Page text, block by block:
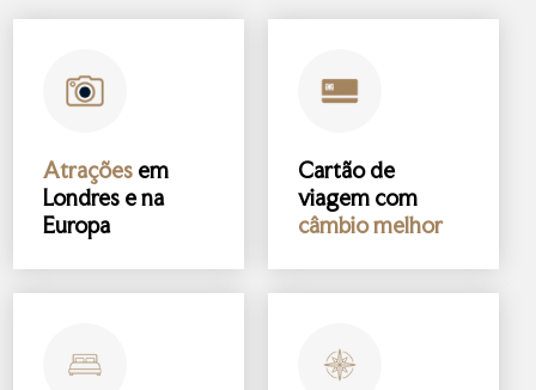
Atrações em
Londres e na
Europa
Cartão de
viagem com
câmbio melhor